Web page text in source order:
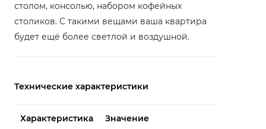
столом, консолью, набором кофейных
столиков. С такими вещами ваша квартира
будет ещё более светлой и воздушной.
Технические характеристики
Характеристика Значение